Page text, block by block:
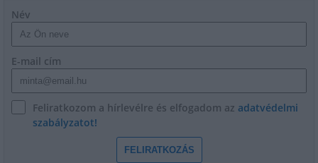
Név
E-mail cím
Feliratkozom a hírlevélre és elfogadom az adatvédelmi
szabályzatot!
FELIRATKOZÁS